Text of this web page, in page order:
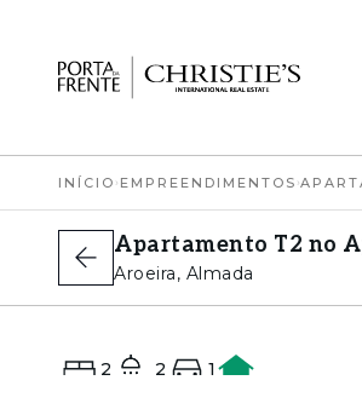
INÍCIO › EMPREENDIMENTOS ›
Apartamento T2 no
Aroeira, Almada
2 2 1